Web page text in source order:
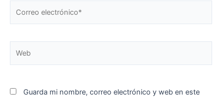
electrónico*
Guarda mi nombre, correo electrónico y web en este